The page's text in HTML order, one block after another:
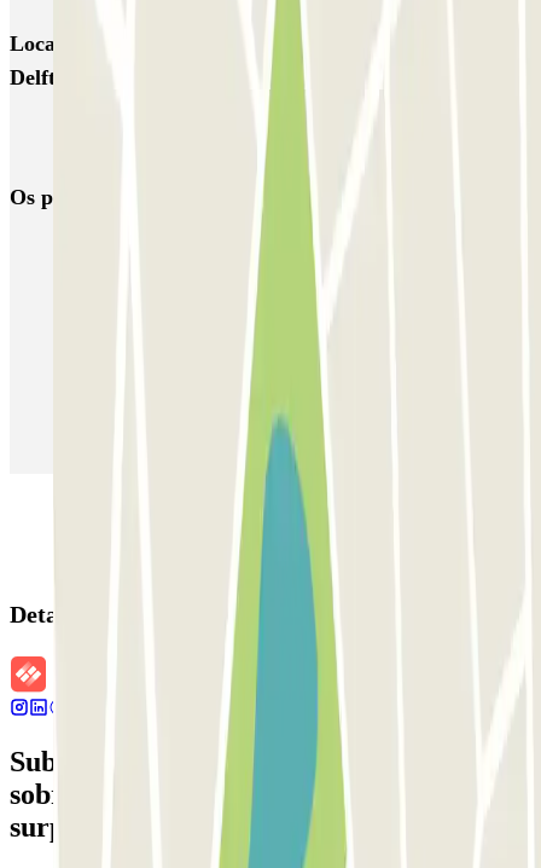
Locais e eventos interessantes próximos de ParkBee
Delft station
Reservar parque de estacionamento em Aeroporto de Roterdã-Haia
Os parques de estacionamento mais reservados
Estacionamento em Lisboa
Estacionamento em Sevilha
Estacionamento em Aeroporto de Adolfo Suárez Madrid–Barajas
Detalhes da reserva
Subscreva a nossa newsletter e saiba mais
sobre descontos, sorteios e muitas outras
surpresas.